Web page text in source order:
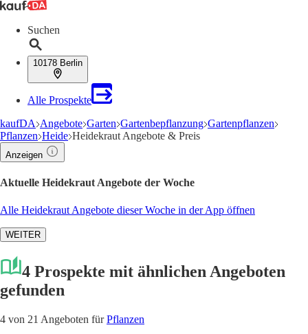
Suchen
10178 Berlin
Alle Prospekte
kaufDA Angebote Garten Gartenbepflanzung Gartenpflanzen
Pflanzen Heide Heidekraut Angebote & Preis
Anzeigen
Aktuelle Heidekraut Angebote der Woche
Alle Heidekraut Angebote dieser Woche in der App öffnen
WEITER
4 Prospekte mit ähnlichen Angeboten
gefunden
4 von 21 Angeboten fürPflanzen